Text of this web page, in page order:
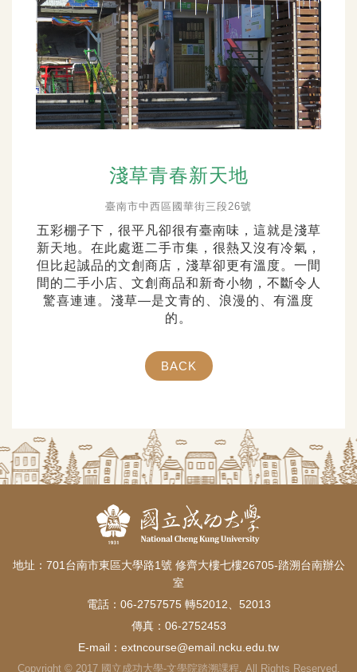
淺草青春新天地
臺南市中西區國華街三段26號
五彩棚子下，很平凡卻很有臺南味，這就是淺草
新天地。在此處逛二手市集，很熱又沒有冷氣，
但比起誠品的文創商店，淺草卻更有溫度。一間
間的二手小店、文創商品和新奇小物，不斷令人
驚喜連連。淺草—是文青的、浪漫的、有溫度
的。
BACK
地址：701台南市東區大學路1號 修齊大樓七樓26705-踏溯台南辦公
室
電話：06-2757575 轉52012、52013
傳真：06-2752453
E-mail： extncourse@email.ncku.edu.tw
Copyright © 2017 國立成功大學-文學院踏溯課程. All Rights Reserved.